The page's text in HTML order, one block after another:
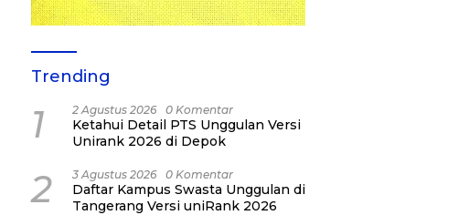
Trending
1 2 Agustus 2026 0 Komentar
Ketahui Detail PTS Unggulan Versi
Unirank 2026 di Depok
2 3 Agustus 2026 0 Komentar
Daftar Kampus Swasta Unggulan di
Tangerang Versi uniRank 2026